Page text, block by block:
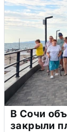
В Сочи
закрыли